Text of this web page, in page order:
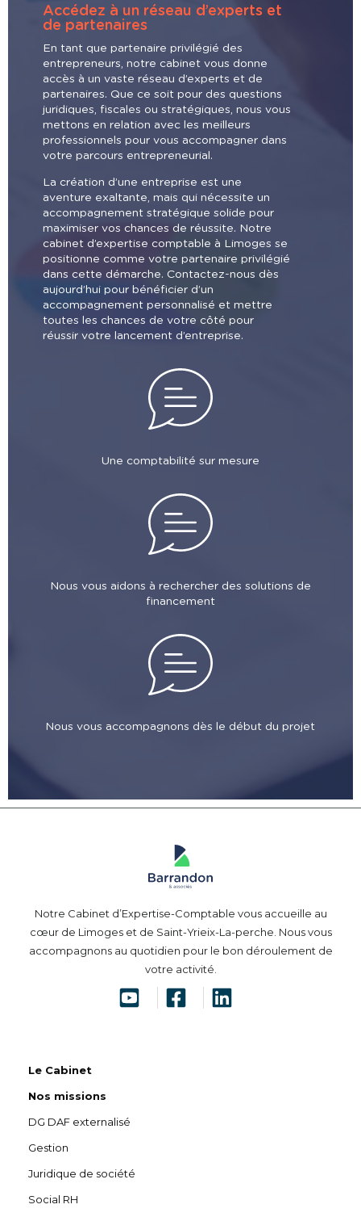
Accédez à un réseau d’experts et
de partenaires
En tant que partenaire privilégié des
entrepreneurs, notre cabinet vous donne
accès à un vaste réseau d’experts et de
partenaires. Que ce soit pour des questions
juridiques, fiscales ou stratégiques, nous vous
mettons en relation avec les meilleurs
professionnels pour vous accompagner dans
votre parcours entrepreneurial.
La création d’une entreprise est une
aventure exaltante, mais qui nécessite un
accompagnement stratégique solide pour
maximiser vos chances de réussite. Notre
cabinet d’expertise comptable à Limoges se
positionne comme votre partenaire privilégié
dans cette démarche. Contactez-nous dès
aujourd’hui pour bénéficier d’un
accompagnement personnalisé et mettre
toutes les chances de votre côté pour
réussir votre lancement d’entreprise.
Une comptabilité sur mesure
Nous vous aidons à rechercher des solutions de
financement
Nous vous accompagnons dès le début du projet
Notre Cabinet d’Expertise-Comptable vous accueille au
cœur de Limoges et de Saint-Yrieix-La-perche. Nous vous
accompagnons au quotidien pour le bon déroulement de
votre activité.
Le Cabinet
Nos missions
DG DAF externalisé
Gestion
Juridique de société
Social RH